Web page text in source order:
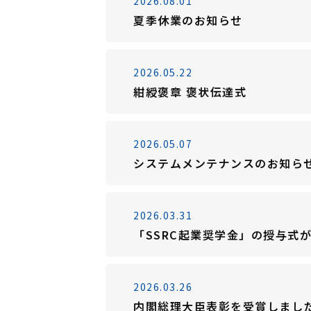
夏季休業のお知らせ
2026.05.22
紺綬褒章 褒状伝達式
2026.05.07
システムメンテナンスのお知ら
2026.03.31
「SSRC起業奨学金」の授与式
2026.03.26
内閣総理大臣表彰を受賞しまし